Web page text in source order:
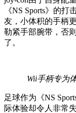
《NS Sports》的
友，小体积的手柄
勒紧手部腕带，否
了。
Wii手柄专为
足球作为《NS
际体验却令人非常失